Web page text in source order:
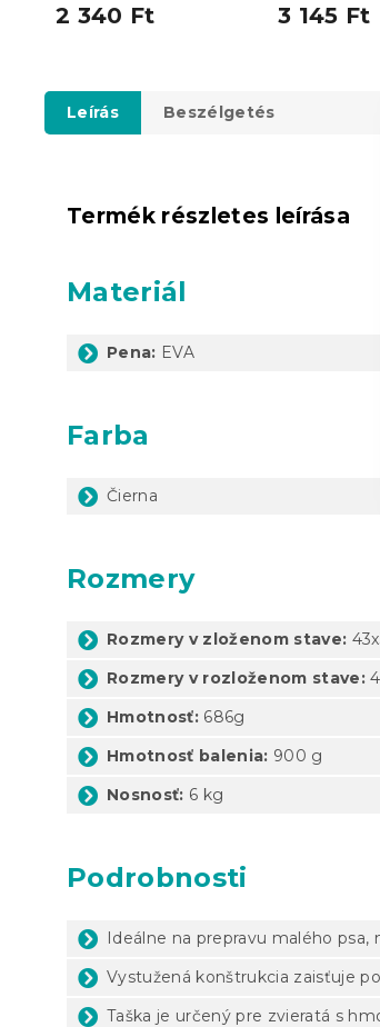
2 340 Ft 3 145 Ft
Leírás Beszélgetés
Termék részletes leírása
Materiál
Pena: EVA
Farba
Čierna
Rozmery
Rozmery v zloženom stave:
Rozmery v rozloženom stave:
Hmotnosť: 686g
Hmotnosť balenia: 900 g
Nosnosť: 6 kg
Podrobnosti
Ideálne na prepravu malého psa,
Vystužená konštrukcia zaisťuje
Taška je určený pre zvieratá s